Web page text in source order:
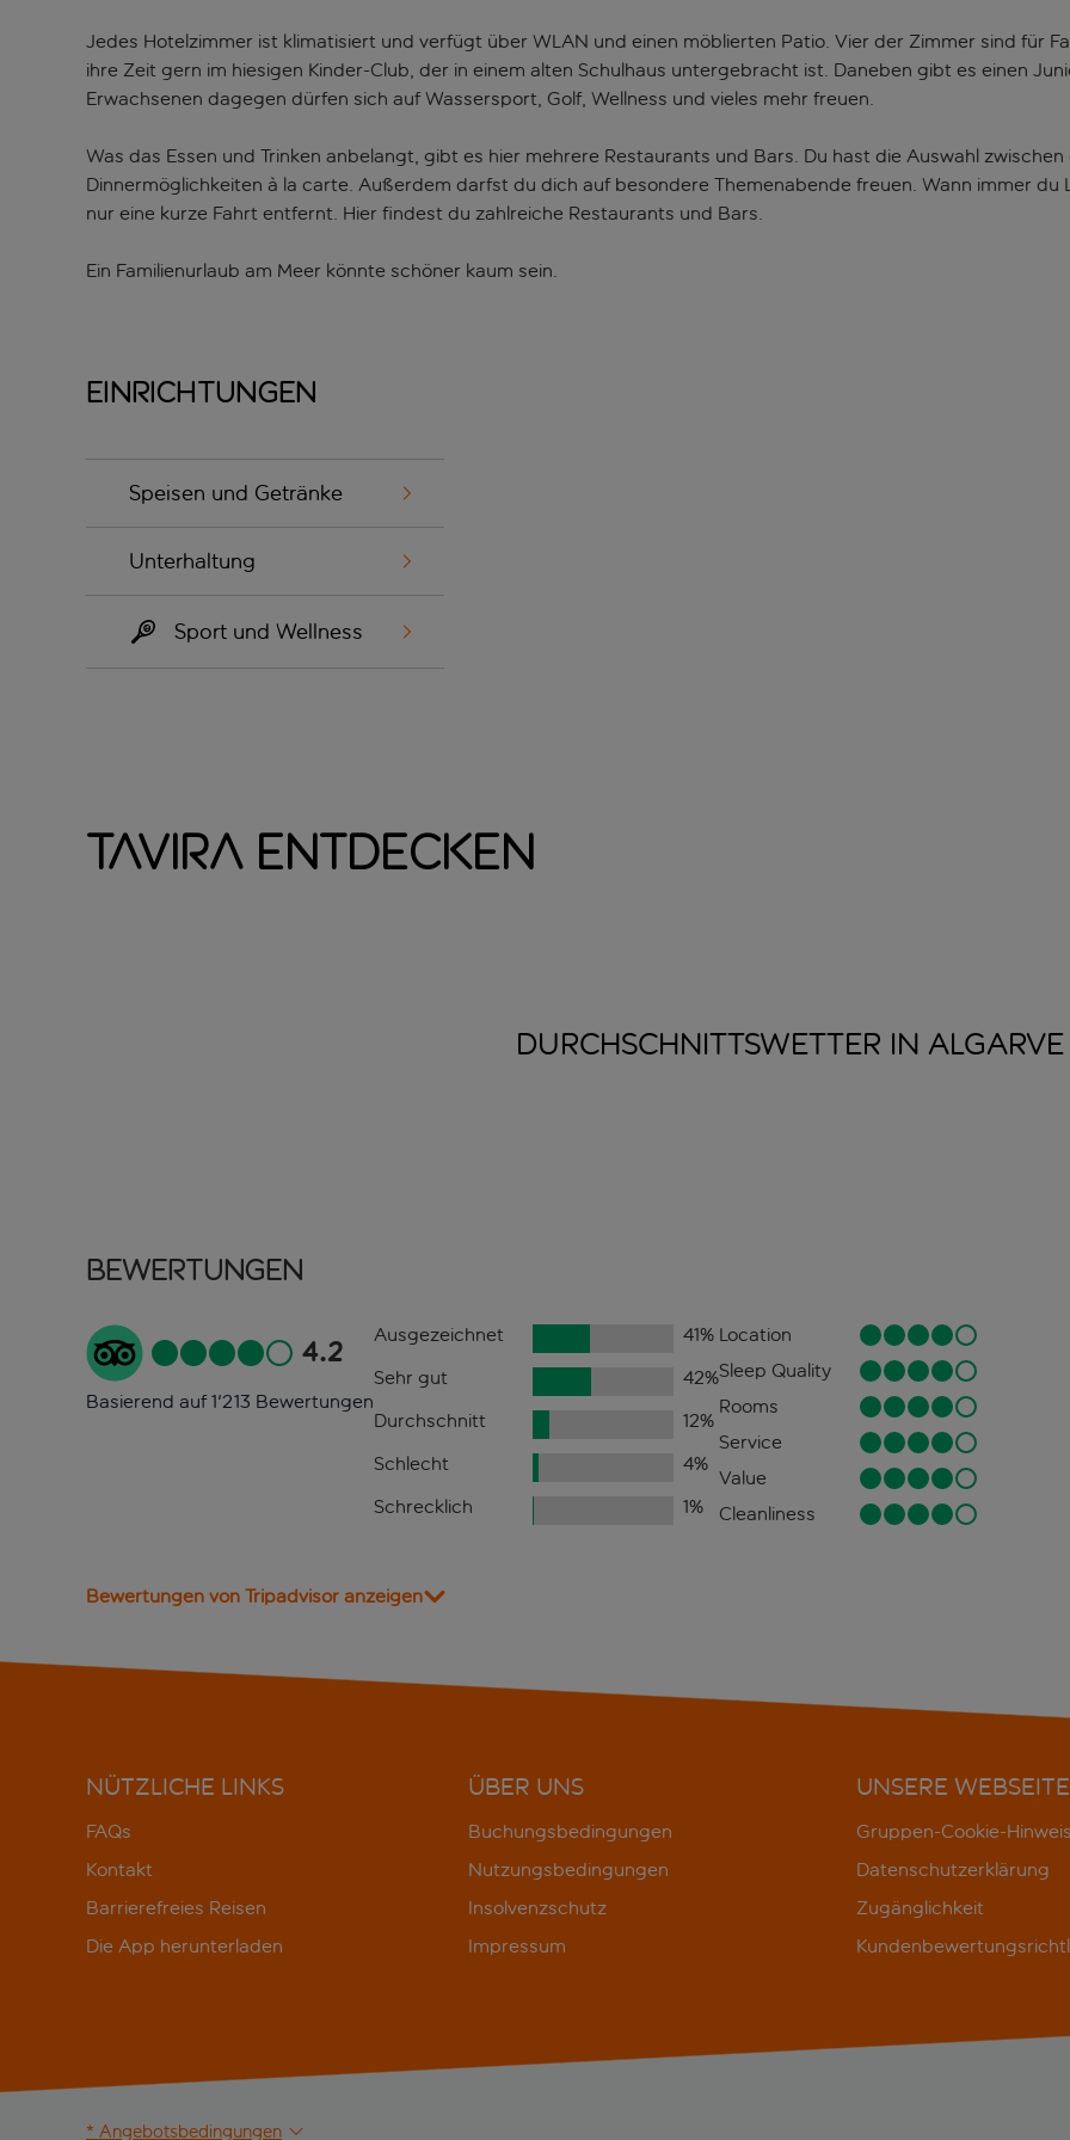
Jedes Hotelzimmer ist klimatisiert und verfügt über WLAN und einen möblierten Patio. Vier der Zimmer sind für
ihre Zeit gern im hiesigen Kinder-Club, der in einem alten Schulhaus untergebracht ist. Daneben gibt es einen
Erwachsenen dagegen dürfen sich auf Wassersport, Golf, Wellness und vieles mehr freuen.
Was das Essen und Trinken anbelangt, gibt es hier mehrere Restaurants und Bars. Du hast die Auswahl
Dinnermöglichkeiten à la carte. Außerdem darfst du dich auf besondere Themenabende freuen. Wann immer du
nur eine kurze Fahrt entfernt. Hier findest du zahlreiche Restaurants und Bars.
Ein Familienurlaub am Meer könnte schöner kaum sein.
Einrichtungen
Speisen und Getränke
Unterhaltung
Sport und Wellness
Tavira entdecken
DURCHSCHNITTSWETTER IN ALGARVE
Bewertungen
4.2
Basierend auf 1'213 Bewertungen
Ausgezeichnet 41%
Sehr gut
42%
Durchschnitt
12%
Schlecht
4%
Schrecklich
1%
Location
Sleep Quality
Rooms
Service
Value
Cleanliness
Bewertungen von Tripadvisor anzeigen
NÜTZLICHE LINKS
FAQs
Kontakt
Barrierefreies Reisen
Die App herunterladen
ÜBER UNS
Buchungsbedingungen
Nutzungsbedingungen
Insolvenzschutz
Impressum
UNSERE WEBSEITE
Gruppen-Cookie-Hinweis
Datenschutzerklärung
Zugänglichkeit
* Angebotsbedingungen